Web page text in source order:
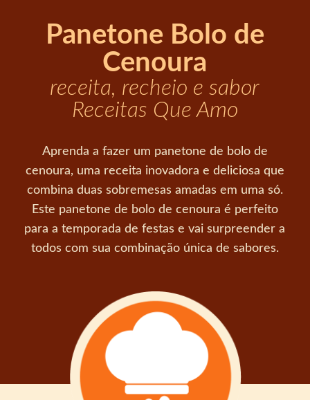
Panetone Bolo de
Cenoura
receita, recheio e sabor
Receitas Que Amo
Aprenda a fazer um panetone de bolo de
cenoura, uma receita inovadora e deliciosa que
combina duas sobremesas amadas em uma só.
Este panetone de bolo de cenoura é perfeito
para a temporada de festas e vai surpreender a
todos com sua combinação única de sabores.